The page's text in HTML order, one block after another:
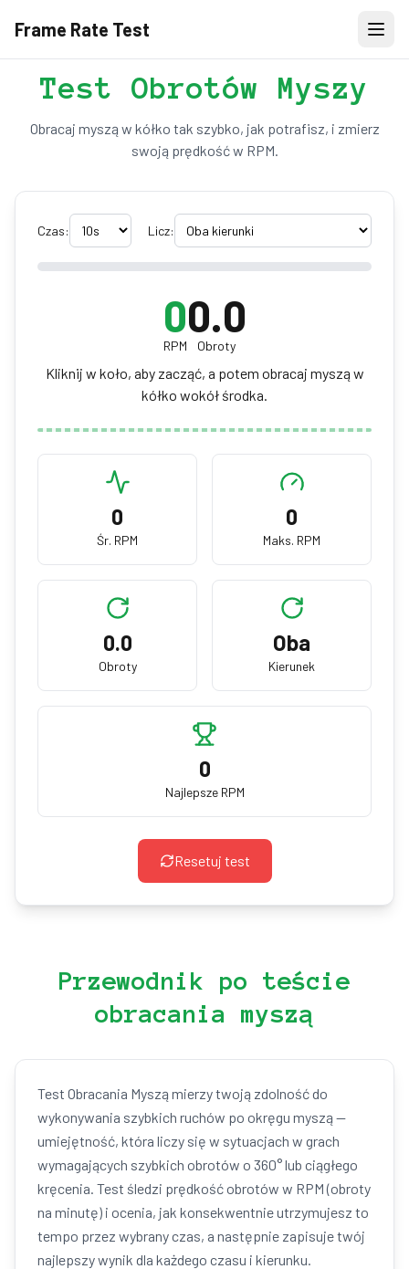
Frame Rate Test
Test Obrotów Myszy
Obracaj myszą w kółko tak szybko, jak potrafisz, i zmierz
swoją prędkość w RPM.
Czas: Licz:
0
RPM
0.0
Obroty
Kliknij w koło, aby zacząć, a potem obracaj myszą w
kółko wokół środka.
Kliknij, aby rozpocząć test obracania 10s
Obracaj myszą w kółko tak szybko, jak potrafisz
0
Śr. RPM
0
Maks. RPM
0.0
Obroty
Oba
Kierunek
0
Najlepsze RPM
Resetuj test
Przewodnik po teście
obracania myszą
Test Obracania Myszą mierzy twoją zdolność do
wykonywania szybkich ruchów po okręgu myszą —
umiejętność, która liczy się w sytuacjach w grach
wymagających szybkich obrotów o 360° lub ciągłego
kręcenia. Test śledzi prędkość obrotów w RPM (obroty
na minutę) i ocenia, jak konsekwentnie utrzymujesz to
tempo przez wybrany czas, a następnie zapisuje twój
najlepszy wynik dla każdego czasu i kierunku.